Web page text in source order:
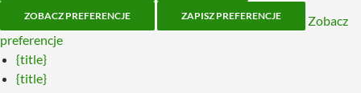
ZOBACZ PREFERENCJE ZAPISZ PREFERENCJE
Zobacz
preferencje
{title}
{title}